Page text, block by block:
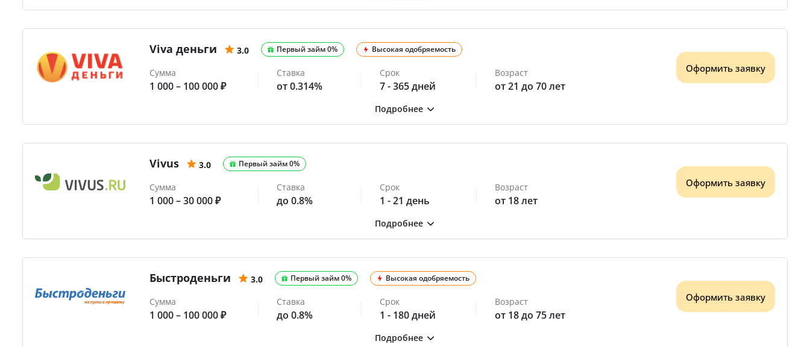
Viva деньги 3.0 Первый займ 0% Высокая одобряемость
Сумма
1 000 – 100 000 ₽
Ставка
от 0.314%
Срок
7 - 365 дней
Возраст
от 21 до 70 лет
Оформить заявку
Vivus 3.0 Первый займ 0%
Сумма
1 000 – 30 000 ₽
Ставка
до 0.8%
Срок
1 - 21 день
Возраст
от 18 лет
Оформить заявку
Быстроденьги 3.0 Первый займ 0% Высокая одобряемость
Сумма
1 000 – 100 000 ₽
Ставка
до 0.8%
Срок
1 - 180 дней
Возраст
от 18 до 75 лет
Оформить заявку